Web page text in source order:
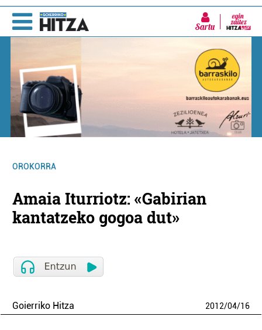
Sartu
OROKORRA
Amaia Iturriotz: «Gabirian
kantatzeko gogoa dut»
Goierriko Hitza 2012/04/16